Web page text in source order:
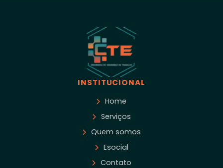
INSTITUCIONAL
Home
Serviços
Quem somos
Esocial
Contato